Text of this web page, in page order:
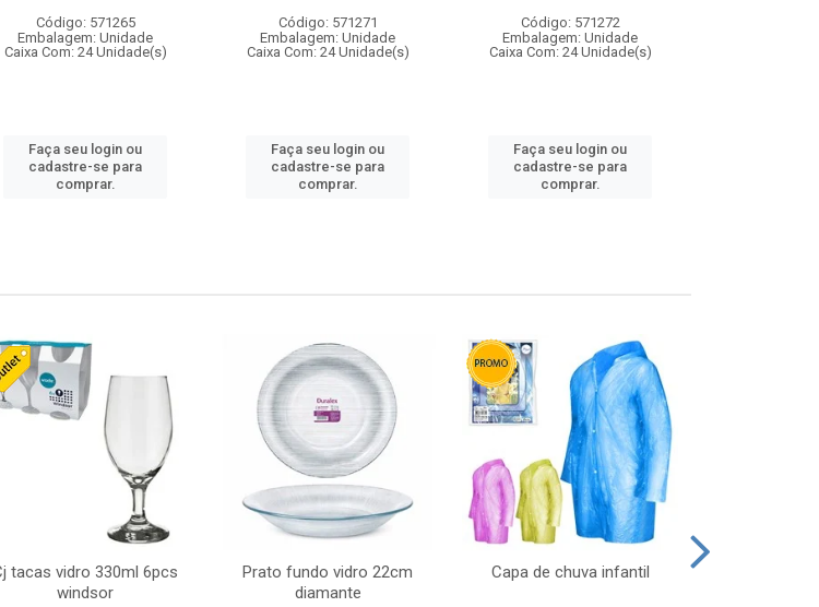
Código: 571265
Embalagem: Unidade
Caixa Com: 24 Unidade(s)
Faça seu login ou
cadastre-se para
comprar.
Código: 571271
Embalagem: Unidade
Caixa Com: 24 Unidade(s)
Faça seu login ou
cadastre-se para
comprar.
Código: 571272
Embalagem: Unidade
Caixa Com: 24 Unidade(s)
Faça seu login ou
cadastre-se para
comprar.
tacas vidro 330ml 6pcs
windsor
Prato fundo vidro 22cm
diamante
Capa de chuva infantil